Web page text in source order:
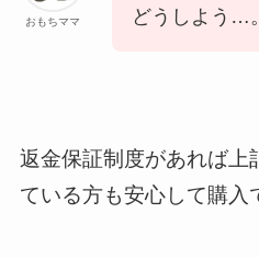
おもちママ
どうしよう…。
返金保証制度があれば上
ている方も安心して購入